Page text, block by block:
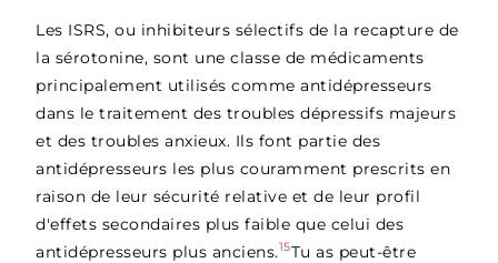
Les ISRS, ou inhibiteurs sélectifs de la recapture de
la sérotonine, sont une classe de médicaments
principalement utilisés comme antidépresseurs
dans le traitement des troubles dépressifs majeurs
et des troubles anxieux. Ils font partie des
antidépresseurs les plus couramment prescrits en
raison de leur sécurité relative et de leur profil
d'effets secondaires plus faible que celui des
antidépresseurs plus anciens.15Tu as peut-être